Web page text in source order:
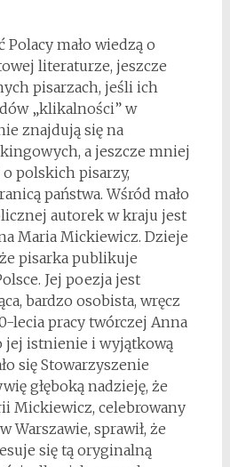
mało wiedzą o
literaturze, jeszcze
pisarzach, jeśli ich
„klikalności” w
znajdują się na
a jeszcze mniej
polskich pisarzy,
państwa. Wśród mało
autorek w kraju jest
Maria Mickiewicz. Dzieje
pisarka publikuje
Jej poezja jest
bardzo osobista, wręcz
lecia pracy twórczej Anna
jej istnienie i wyjątkową
się Stowarzyszenie
głęboką nadzieję, że
Mickiewicz, celebrowany
Warszawie, sprawił, że
się tą oryginalną